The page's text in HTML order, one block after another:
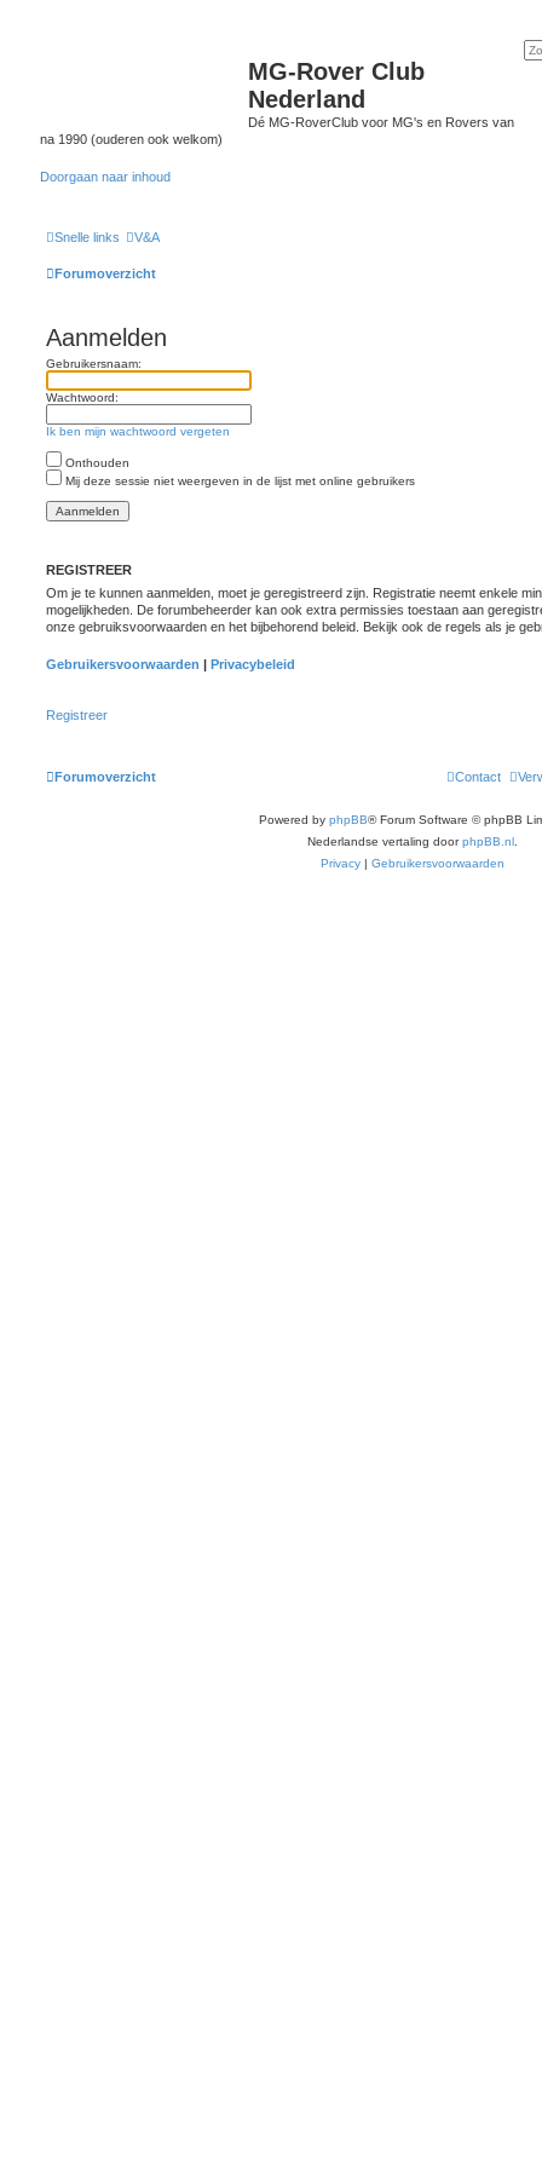
MG-Rover Club
Nederland
Dé MG-RoverClub voor MG's en Rovers van
na 1990 (ouderen ook welkom)
Doorgaan naar inhoud
Snelle links V&A
Forumoverzicht
Aanmelden
Gebruikersnaam:
Wachtwoord:
Ik ben mijn wachtwoord vergeten
Onthouden
Mij deze sessie niet weergeven in de lijst met online gebruikers
REGISTREER
Om je te kunnen aanmelden, moet je geregistreerd zijn. Registratie neemt enkele
mogelijkheden. De forumbeheerder kan ook extra permissies toestaan aan
onze gebruiksvoorwaarden en het bijbehorend beleid. Bekijk ook de regels als je
Gebruikersvoorwaarden | Privacybeleid
Registreer
Forumoverzicht Contact
Powered by phpBB® Forum Software © phpBB
Nederlandse vertaling doorphpBB.nl.
Privacy | Gebruikersvoorwaarden